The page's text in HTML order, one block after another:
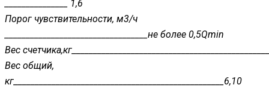
_______________ 1,6
Порог чувствительности, м3/ч
__________________________________не более 0,5Qmin
Вес
Вес общий,
кг__________________________________________________6,10